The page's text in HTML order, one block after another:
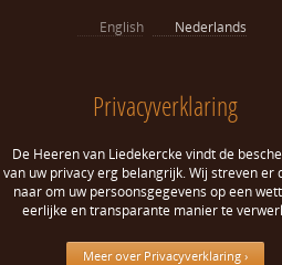
English Nederlands
Privacyverklaring
De Heeren van Liedekercke vindt de
van uw privacy erg belangrijk. Wij streven er
naar om uw persoonsgegevens op een
eerlijke en transparante manier te
Meer over Privacyverklaring ›